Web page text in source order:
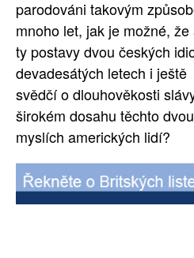
parodováni takovým
mnoho let, jak je možné,
ty postavy dvou českých
devadesátých letech i
svědčí o dlouhověkosti
širokém dosahu těchto
myslích amerických lidí?